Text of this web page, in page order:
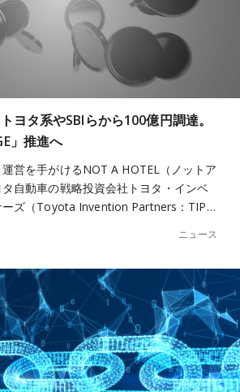
ヨタ系やSBIらから100億円調達。
」推進へ
営を手がけるNOT A HOTEL（ノットア
自動車の戦略投資会社トヨタ・インベ
ーズ（Toyota Invention Partners：TIP…
ニュース